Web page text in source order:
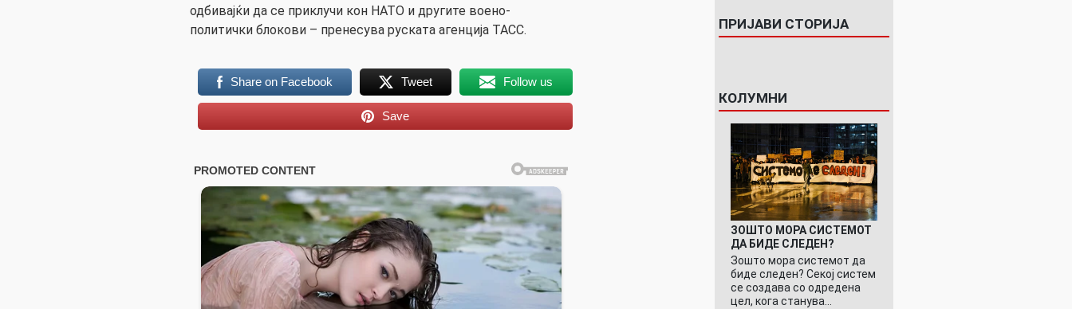
одбивајќи да се приклучи кон НАТО и другите воено-
политички блокови – пренесува руската агенција ТАСС.
Share on Facebook Tweet Follow us
Save
ПРИЈАВИ СТОРИЈА
КОЛУМНИ
ЗОШТО МОРА СИСТЕМОТ
ДА БИДЕ СЛЕДЕН?
Зошто мора системот да
биде следен? Секој систем
се создава со одредена
цел, кога станува…